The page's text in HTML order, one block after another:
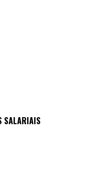
SALARIAIS